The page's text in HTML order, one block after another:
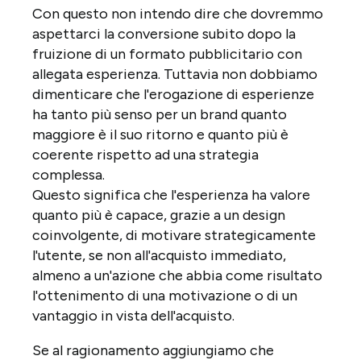
Con questo non intendo dire che dovremmo
aspettarci la conversione subito dopo la
fruizione di un formato pubblicitario con
allegata esperienza. Tuttavia non dobbiamo
dimenticare che l'erogazione di esperienze
ha tanto più senso per un brand quanto
maggiore è il suo ritorno e quanto più è
coerente rispetto ad una strategia
complessa.
Questo significa che l'esperienza ha valore
quanto più è capace, grazie a un design
coinvolgente, di motivare strategicamente
l'utente, se non all'acquisto immediato,
almeno a un'azione che abbia come risultato
l'ottenimento di una motivazione o di un
vantaggio in vista dell'acquisto.
Se al ragionamento aggiungiamo che